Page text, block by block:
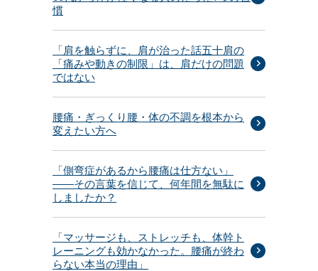
慣
「肩を触らずに、肩が治った話五十肩の
「痛みや動きの制限」は、肩だけの問題
ではない
腰痛・ぎっくり腰・体の不調を根本から
変えたい方へ
「側弯症があるから腰痛は仕方ない」
——その言葉を信じて、何年間を無駄に
しましたか？
「マッサージも、ストレッチも、体幹ト
レーニングも効かなかった。腰痛が終わ
らない本当の理由」